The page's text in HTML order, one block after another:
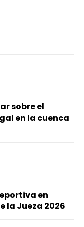
sobre el
en la cuenca
en
la Jueza 2026